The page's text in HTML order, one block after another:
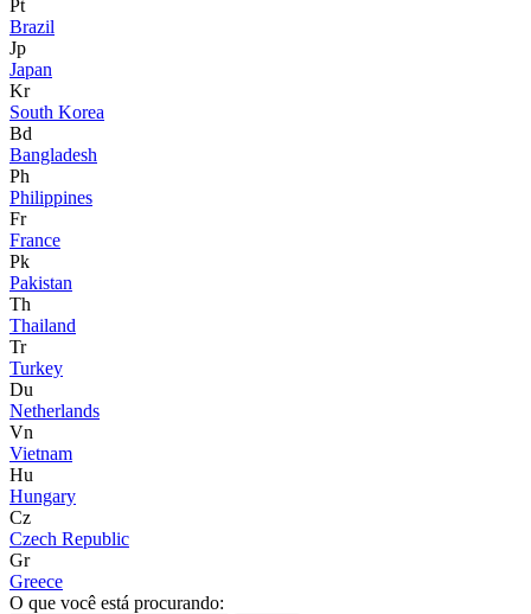
Pt
Brazil
Jp
Japan
Kr
South Korea
Bd
Bangladesh
Ph
Philippines
Fr
France
Pk
Pakistan
Th
Thailand
Tr
Turkey
Du
Netherlands
Vn
Vietnam
Hu
Hungary
Cz
Czech Republic
Gr
Greece
O que você está procurando: